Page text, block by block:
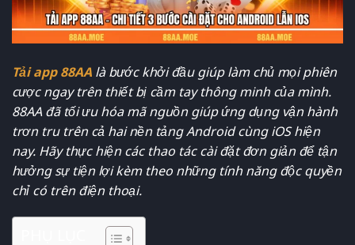
Tải app 88AAlà bước khởi đầu giúp làm chủ mọi phiên
cược ngay trên thiết bị cầm tay thông minh của mình.
88AA đã tối ưu hóa mã nguồn giúp ứng dụng vận hành
trơn tru trên cả hai nền tảng Android cùng iOS hiện
nay. Hãy thực hiện các thao tác cài đặt đơn giản để tận
hưởng sự tiện lợi kèm theo những tính năng độc quyền
chỉ có trên điện thoại.